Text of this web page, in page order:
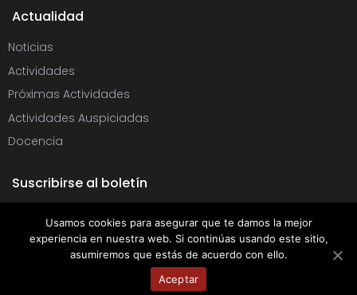
Actualidad
Noticias
Actividades
Próximas Actividades
Actividades Auspiciadas
Docencia
Suscribirse al boletín
Copyright © 2020. Real Academia de Medicina y Cirugía de Andalucía
Oriental. Todos los derechos reservados
Aviso Legal |Política de Cookies
Usamos cookies para asegurar que te damos la mejor
experiencia en nuestra web. Si continúas usando este sitio,
asumiremos que estás de acuerdo con ello.
Aceptar